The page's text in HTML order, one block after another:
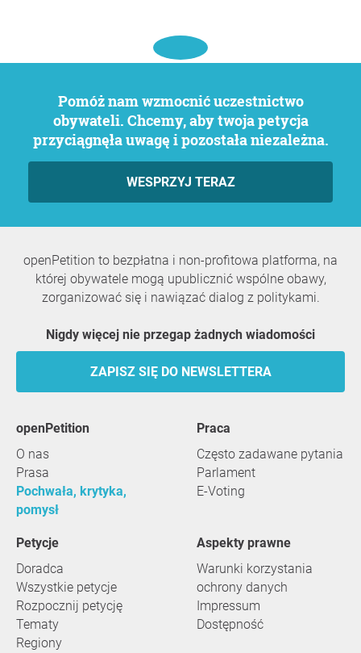
Pomóż nam wzmocnić uczestnictwo
obywateli. Chcemy, aby twoja petycja
przyciągnęła uwagę i pozostała niezależna.
WESPRZYJ TERAZ
openPetition to bezpłatna i non-profitowa platforma, na
której obywatele mogą upublicznić wspólne obawy,
zorganizować się i nawiązać dialog z politykami.
Nigdy więcej nie przegap żadnych wiadomości
ZAPISZ SIĘ DO NEWSLETTERA
openPetition
O nas
Prasa
Pochwała, krytyka,
pomysł
praca
Często zadawane pytania
Parlament
E-Voting
Petycje
Doradca
Wszystkie petycje
Rozpocznij petycję
Tematy
Regiony
Aspekty prawne
Warunki korzystania
ochrony danych
Impressum
Dostępność